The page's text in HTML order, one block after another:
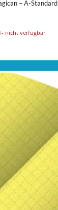
– A-Standard
- nicht verfügbar